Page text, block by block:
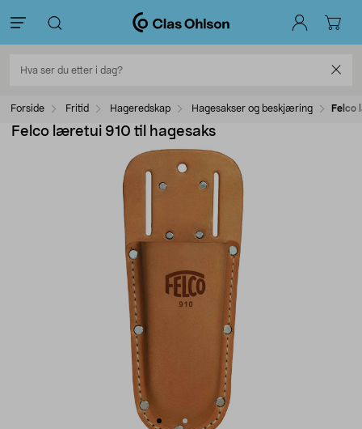
Forside Fritid Hageredskap Hagesakser og beskjæring Felco
Felco læretui 910 til hagesaks